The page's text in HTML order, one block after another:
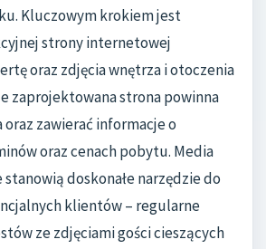
Kluczowym krokiem jest
strony internetowej
oraz zdjęcia wnętrza i otoczenia
zaprojektowana strona powinna
oraz zawierać informacje o
oraz cenach pobytu. Media
stanowią doskonałe narzędzie do
klientów – regularne
ze zdjęciami gości cieszących